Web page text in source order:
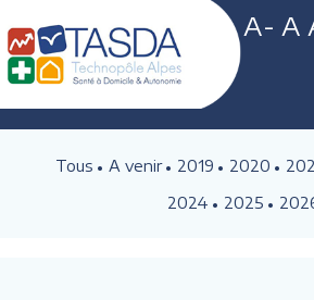
A- A
Tous A venir 2019 2020
2024
2025